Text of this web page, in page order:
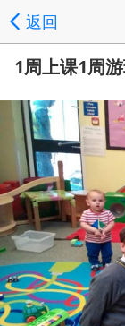
返回
1周上课1周